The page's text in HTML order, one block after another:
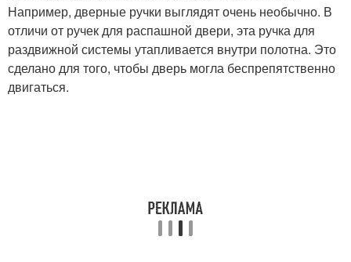
Например, дверные ручки выглядят очень необычно. В
отличи от ручек для распашной двери, эта ручка для
раздвижной системы утапливается внутри полотна. Это
сделано для того, чтобы дверь могла беспрепятственно
двигаться.